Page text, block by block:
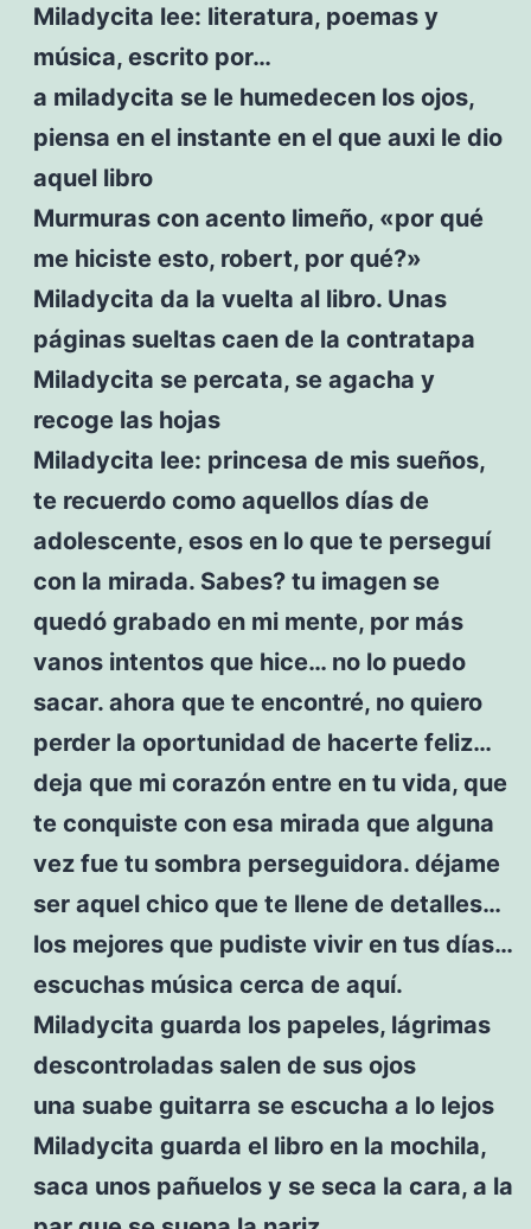
Miladycita lee: literatura, poemas y
música, escrito por…
a miladycita se le humedecen los ojos,
piensa en el instante en el que auxi le dio
aquel libro
Murmuras con acento limeño, «por qué
me hiciste esto, robert, por qué?»
Miladycita da la vuelta al libro. Unas
páginas sueltas caen de la contratapa
Miladycita se percata, se agacha y
recoge las hojas
Miladycita lee: princesa de mis sueños,
te recuerdo como aquellos días de
adolescente, esos en lo que te perseguí
con la mirada. Sabes? tu imagen se
quedó grabado en mi mente, por más
vanos intentos que hice… no lo puedo
sacar. ahora que te encontré, no quiero
perder la oportunidad de hacerte feliz…
deja que mi corazón entre en tu vida, que
te conquiste con esa mirada que alguna
vez fue tu sombra perseguidora. déjame
ser aquel chico que te llene de detalles…
los mejores que pudiste vivir en tus días…
escuchas música cerca de aquí.
Miladycita guarda los papeles, lágrimas
descontroladas salen de sus ojos
una suabe guitarra se escucha a lo lejos
Miladycita guarda el libro en la mochila,
saca unos pañuelos y se seca la cara, a la